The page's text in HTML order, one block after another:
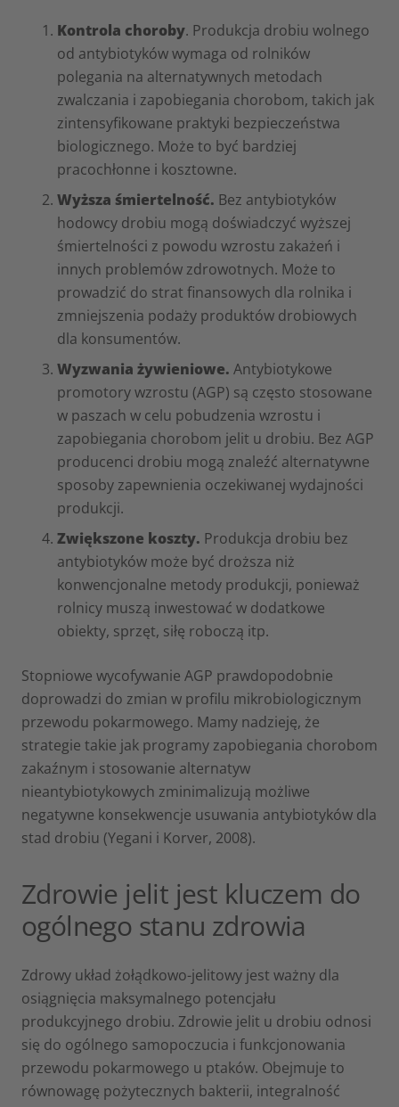
Kontrola choroby. Produkcja drobiu wolnego
od antybiotyków wymaga od rolników
polegania na alternatywnych metodach
zwalczania i zapobiegania chorobom, takich jak
zintensyfikowane praktyki bezpieczeństwa
biologicznego. Może to być bardziej
pracochłonne i kosztowne.
Wyższa śmiertelność. Bez antybiotyków
hodowcy drobiu mogą doświadczyć wyższej
śmiertelności z powodu wzrostu zakażeń i
innych problemów zdrowotnych. Może to
prowadzić do strat finansowych dla rolnika i
zmniejszenia podaży produktów drobiowych
dla konsumentów.
Wyzwania żywieniowe. Antybiotykowe
promotory wzrostu (AGP) są często stosowane
w paszach w celu pobudzenia wzrostu i
zapobiegania chorobom jelit u drobiu. Bez AGP
producenci drobiu mogą znaleźć alternatywne
sposoby zapewnienia oczekiwanej wydajności
produkcji.
Zwiększone koszty. Produkcja drobiu bez
antybiotyków może być droższa niż
konwencjonalne metody produkcji, ponieważ
rolnicy muszą inwestować w dodatkowe
obiekty, sprzęt, siłę roboczą itp.
Stopniowe wycofywanie AGP prawdopodobnie
doprowadzi do zmian w profilu mikrobiologicznym
przewodu pokarmowego. Mamy nadzieję, że
strategie takie jak programy zapobiegania chorobom
zakaźnym i stosowanie alternatyw
nieantybiotykowych zminimalizują możliwe
negatywne konsekwencje usuwania antybiotyków dla
stad drobiu (Yegani i Korver, 2008).
Zdrowie jelit jest kluczem do
ogólnego stanu zdrowia
Zdrowy układ żołądkowo-jelitowy jest ważny dla
osiągnięcia maksymalnego potencjału
produkcyjnego drobiu. Zdrowie jelit u drobiu odnosi
się do ogólnego samopoczucia i funkcjonowania
przewodu pokarmowego u ptaków. Obejmuje to
równowagę pożytecznych bakterii, integralność